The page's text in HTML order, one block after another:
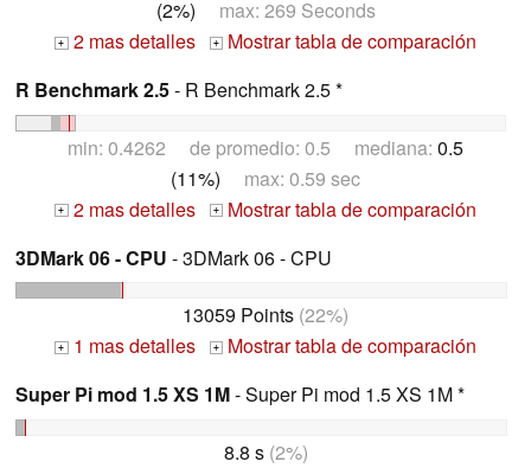
(2%) max: 269 Seconds
+ 2 mas detalles +
Mostrar tabla de comparación
R Benchmark 2.5- R Benchmark 2.5 *
min: 0.4262 de promedio: 0.5 mediana: 0.5
(11%) max: 0.59 sec
+ 2 mas detalles +
Mostrar tabla de comparación
3DMark 06 - CPU - 3DMark 06 - CPU
13059 Points (22%)
+ 1 mas detalles +
Mostrar tabla de comparación
Super Pi mod 1.5 XS 1M- Super Pi mod 1.5 XS 1M *
8.8 s(2%)